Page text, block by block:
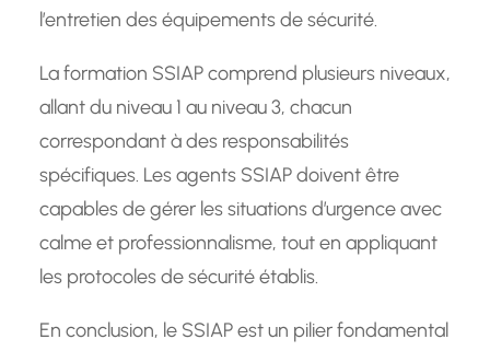
l’entretien des équipements de sécurité.
La formation SSIAP comprend plusieurs niveaux,
allant du niveau 1 au niveau 3, chacun
correspondant à des responsabilités
spécifiques. Les agents SSIAP doivent être
capables de gérer les situations d’urgence avec
calme et professionnalisme, tout en appliquant
les protocoles de sécurité établis.
En conclusion, le SSIAP est un pilier fondamental